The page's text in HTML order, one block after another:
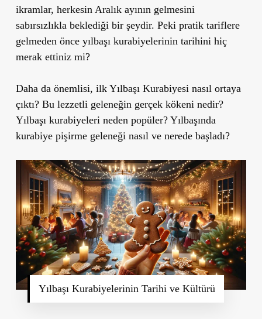
ikramlar, herkesin Aralık ayının gelmesini
sabırsızlıkla beklediği bir şeydir. Peki pratik tariflere
gelmeden önce yılbaşı kurabiyelerinin tarihini hiç
merak ettiniz mi?
Daha da önemlisi, ilk Yılbaşı Kurabiyesi nasıl ortaya
çıktı? Bu lezzetli geleneğin gerçek kökeni nedir?
Yılbaşı kurabiyeleri neden popüler? Yılbaşında
kurabiye pişirme geleneği nasıl ve nerede başladı?
Yılbaşı Kurabiyelerinin Tarihi ve Kültürü